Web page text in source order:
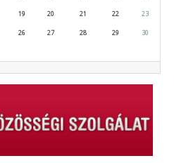
19 20 21 22 23
26 27 28 29 30